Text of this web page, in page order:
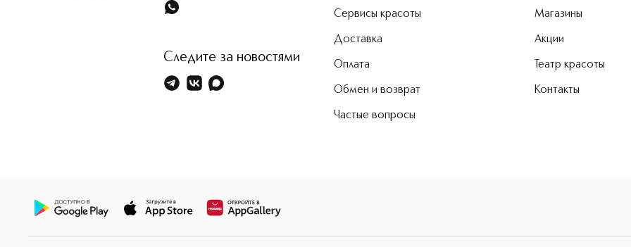
Следите за новостями
Сервисы красоты
Доставка
Оплата
Обмен и возврат
Частые вопросы
Магазины
Акции
Театр красоты
Контакты